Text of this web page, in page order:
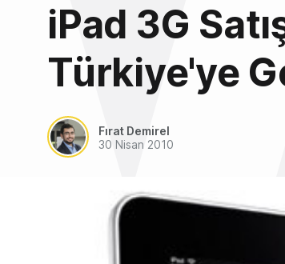
iPad 3G
Türkiye'ye
Fırat Demirel
30 Nisan 2010